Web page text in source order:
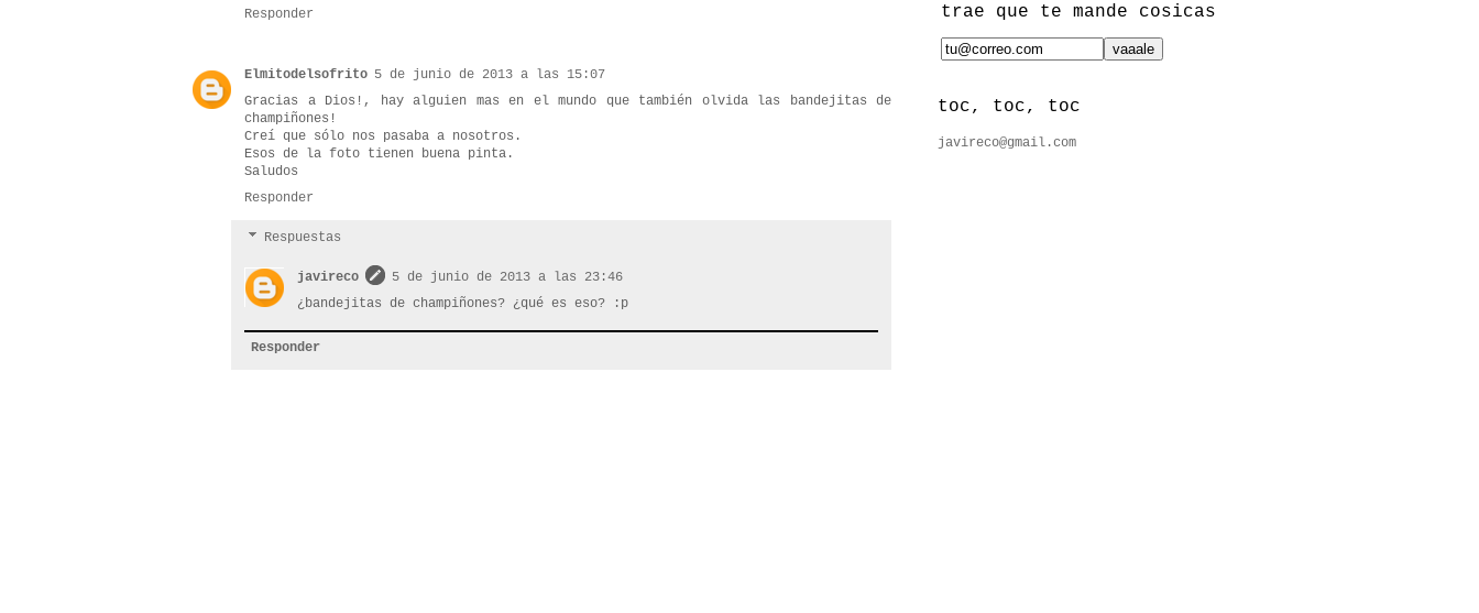
Responder
Elmitodelsofrito 5 de junio de 2013 a las 15:07
Gracias a Dios!, hay alguien mas en el mundo que también olvida las bandejitas de
champiñones!
Creí que sólo nos pasaba a nosotros.
Esos de la foto tienen buena pinta.
Saludos
Responder
Respuestas
javireco
5 de junio de 2013 a las 23:46
¿bandejitas de champiñones? ¿qué es eso? :p
Responder
trae que te mande cosicas
toc, toc, toc
javireco@gmail.com